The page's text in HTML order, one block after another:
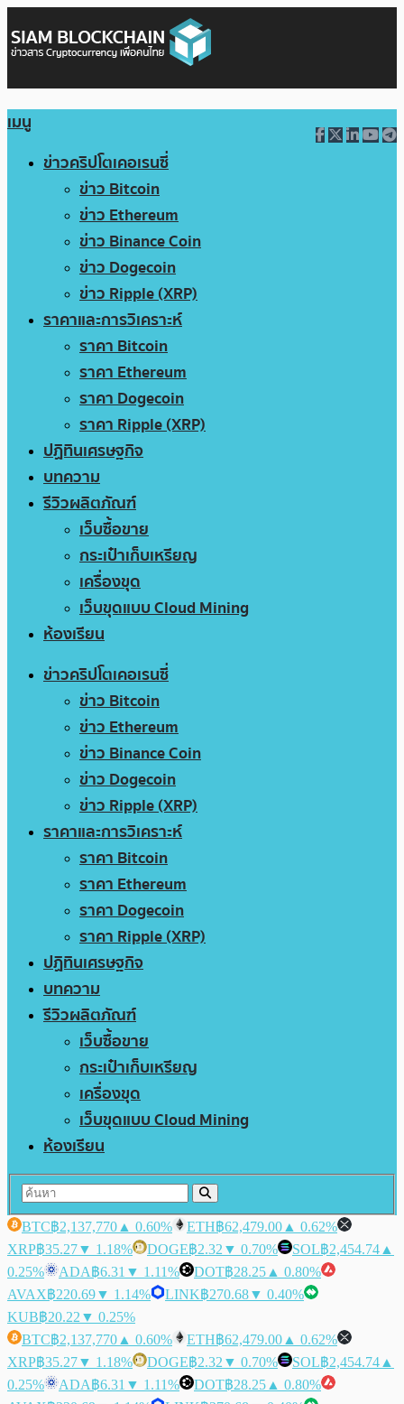
เมนู
ข่าวคริปโตเคอเรนซี่
ข่าว Bitcoin
ข่าว Ethereum
ข่าว Binance Coin
ข่าว Dogecoin
ข่าว Ripple (XRP)
ราคาและการวิเคราะห์
ราคา Bitcoin
ราคา Ethereum
ราคา Dogecoin
ราคา Ripple (XRP)
ปฏิทินเศรษฐกิจ
บทความ
รีวิวผลิตภัณฑ์
เว็บซื้อขาย
กระเป๋าเก็บเหรียญ
เครื่องขุด
เว็บขุดแบบ Cloud Mining
ห้องเรียน
ข่าวคริปโตเคอเรนซี่
ข่าว Bitcoin
ข่าว Ethereum
ข่าว Binance Coin
ข่าว Dogecoin
ข่าว Ripple (XRP)
ราคาและการวิเคราะห์
ราคา Bitcoin
ราคา Ethereum
ราคา Dogecoin
ราคา Ripple (XRP)
ปฏิทินเศรษฐกิจ
บทความ
รีวิวผลิตภัณฑ์
เว็บซื้อขาย
กระเป๋าเก็บเหรียญ
เครื่องขุด
เว็บขุดแบบ Cloud Mining
ห้องเรียน
BTC฿2,137,770 ▲ 0.60% ETH฿62,479.00 ▲ 0.62%
XRP฿35.27▼ 1.18% DOGE฿2.32 ▼ 0.70% SOL฿2,454.74 ▲
0.25%
ADA฿6.31 ▼ 1.11% DOT฿28.25 ▲ 0.80%
AVAX฿220.69▼ 1.14% LINK฿270.68▼ 0.40%
KUB฿20.22 ▼ 0.25%
BTC฿2,137,770 ▲ 0.60% ETH฿62,479.00 ▲ 0.62%
XRP฿35.27▼ 1.18% DOGE฿2.32 ▼ 0.70% SOL฿2,454.74 ▲
0.25%
ADA฿6.31 ▼ 1.11% DOT฿28.25 ▲ 0.80%